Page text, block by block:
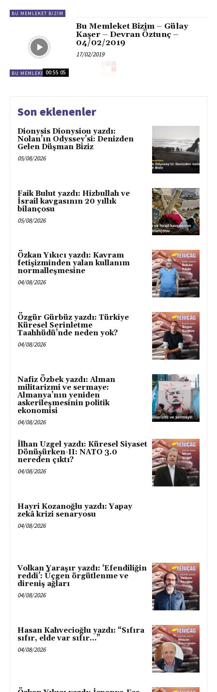
BU MEMLEKET BIZIM
BU MEMLEKET BIZIM
00:55:05
Bu Memleket Bizim – Gülay
Kaşer – Devran Öztunç –
04/02/2019
17/02/2019
Son eklenenler
Dionysis Dionysiou yazdı:
Nolan’ın Odyssey’si: Denizden
Gelen Düşman Biziz
05/08/2026
Faik Bulut yazdı: Hizbullah ve
İsrail kavgasının 20 yıllık
bilançosu
05/08/2026
Özkan Yıkıcı yazdı: Kavram
fetişizminden yalan kullanım
normalleşmesine
04/08/2026
Özgür Gürbüz yazdı: Türkiye
Küresel Serinletme
Taahhüdü’nde neden yok?
04/08/2026
Nafiz Özbek yazdı: Alman
militarizmi ve sermaye:
Almanya’nın yeniden
askerileşmesinin politik
ekonomisi
04/08/2026
İlhan Uzgel yazdı: Küresel Siyaset
Dönüşürken-II: NATO 3.0
nereden çıktı?
04/08/2026
Hayri Kozanoğlu yazdı: Yapay
zekâ krizi senaryosu
04/08/2026
Volkan Yaraşır yazdı: ‘Efendiliğin
reddi’: Üçgen örgütlenme ve
direniş ağları
04/08/2026
Hasan Kahvecioğlu yazdı: “Sıfıra
sıfır, elde var sıfır…”
04/08/2026